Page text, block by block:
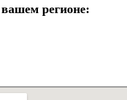
регионе: